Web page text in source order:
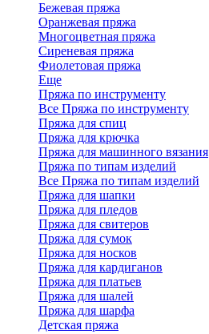
Бежевая пряжа
Оранжевая пряжа
Многоцветная пряжа
Сиреневая пряжа
Фиолетовая пряжа
Еще
Пряжа по инструменту
Все Пряжа по инструменту
Пряжа для спиц
Пряжа для крючка
Пряжа для машинного вязания
Пряжа по типам изделий
Все Пряжа по типам изделий
Пряжа для шапки
Пряжа для пледов
Пряжа для свитеров
Пряжа для сумок
Пряжа для носков
Пряжа для кардиганов
Пряжа для платьев
Пряжа для шалей
Пряжа для шарфа
Детская пряжа